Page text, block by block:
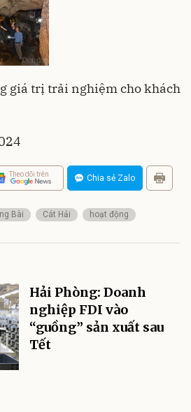
giá trị trải nghiệm cho khách
Theo dõi trên Chia sẻ Zalo
Bài Cát Hải hoạt động
Hải Phòng: Doanh
nghiệp FDI vào
“guồng” sản xuất sau
Tết